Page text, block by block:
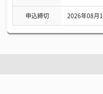
申込締切 2026年08月